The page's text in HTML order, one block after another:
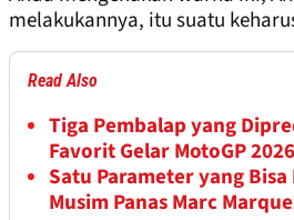
melakukannya, itu suatu
Read Also
Tiga Pembalap yang
Favorit Gelar MotoGP 2026
Satu Parameter yang
Musim Panas Marc